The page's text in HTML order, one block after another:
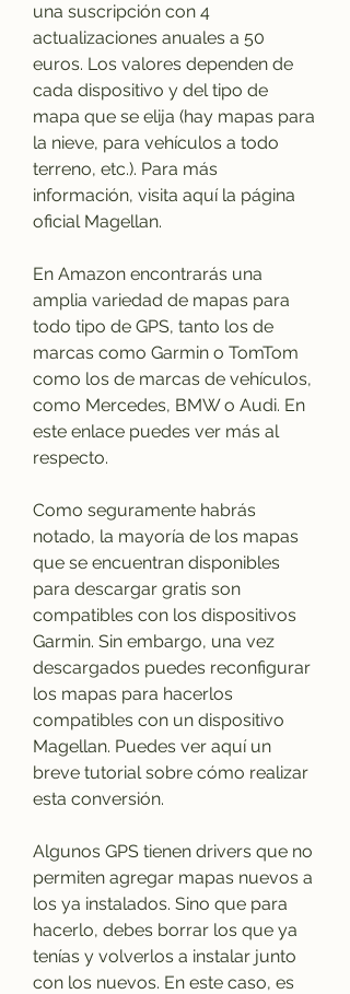
una suscripción con 4
actualizaciones anuales a 50
euros. Los valores dependen de
cada dispositivo y del tipo de
mapa que se elija (hay mapas para
la nieve, para vehículos a todo
terreno, etc.). Para más
información, visita aquí la página
oficial Magellan.
En Amazon encontrarás una
amplia variedad de mapas para
todo tipo de GPS, tanto los de
marcas como Garmin o TomTom
como los de marcas de vehículos,
como Mercedes, BMW o Audi. En
este enlace puedes ver más al
respecto.
Como seguramente habrás
notado, la mayoría de los mapas
que se encuentran disponibles
para descargar gratis son
compatibles con los dispositivos
Garmin. Sin embargo, una vez
descargados puedes reconfigurar
los mapas para hacerlos
compatibles con un dispositivo
Magellan. Puedes ver aquí un
breve tutorial sobre cómo realizar
esta conversión.
Algunos GPS tienen drivers que no
permiten agregar mapas nuevos a
los ya instalados. Sino que para
hacerlo, debes borrar los que ya
tenías y volverlos a instalar junto
con los nuevos. En este caso, es